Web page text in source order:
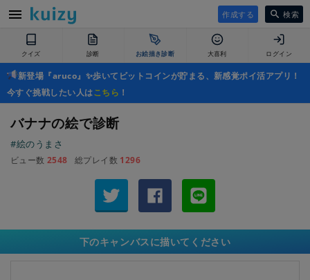
作成する 検索
クイズ 診断 お絵描き診断 大喜利 ログイン
新登場『aruco』✨歩いてビットコインが貯まる、新感覚ポイ活アプリ！
今すぐ挑戦したい人はこちら ！
バナナの絵で診断
#絵のうまさ
ビュー数 2548 総プレイ数 1296
下のキャンバスに描いてください